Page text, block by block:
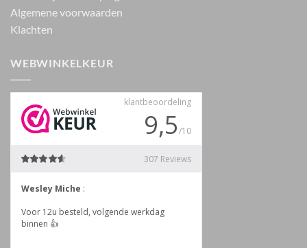
Algemene voorwaarden
Klachten
WEBWINKELKEUR